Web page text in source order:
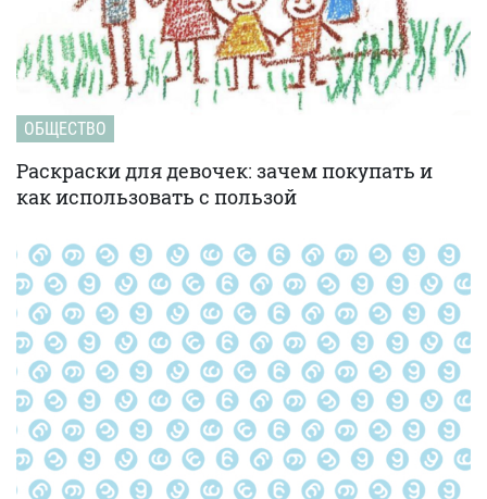
ОБЩЕСТВО
Раскраски для девочек: зачем покупать и
как использовать с пользой